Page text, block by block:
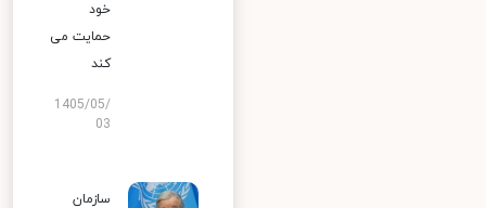
خود
حمایت می
کند
1405/05/
03
سازمان